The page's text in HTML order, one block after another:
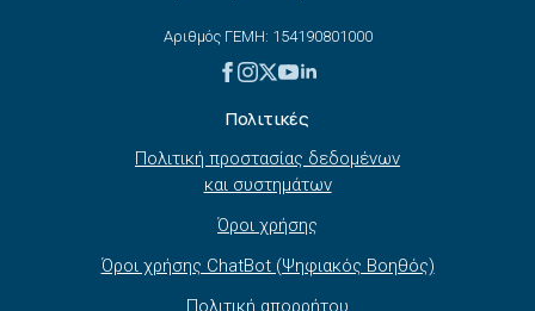
Αριθμός ΓΕΜΗ: 154190801000
Πολιτικές
Πολιτική προστασίας δεδομένων
και συστημάτων
Όροι χρήσης
Όροι χρήσης ChatBot (Ψηφιακός Βοηθός)
Πολιτική απορρήτου